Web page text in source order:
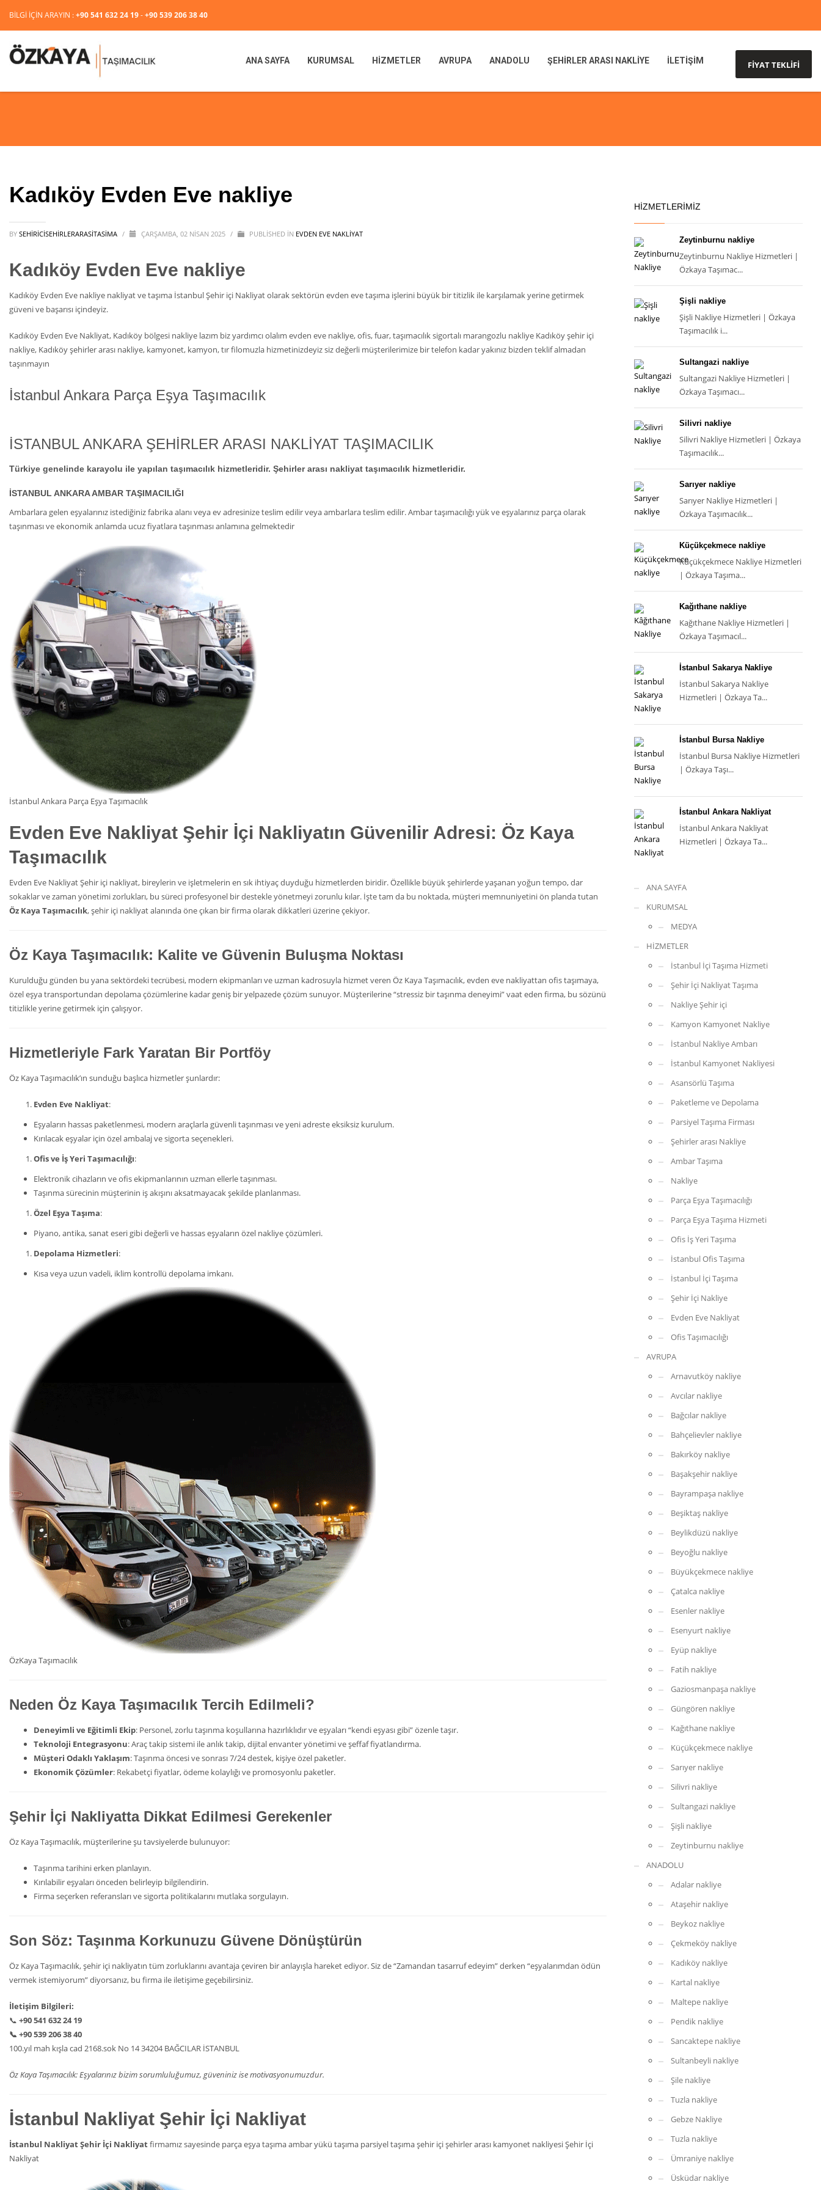
BİLGİ İÇİN ARAYIN :+90 541 632 24 19-+90 539 206 38 40
ANA SAYFA KURUMSAL HİZMETLER AVRUPA ANADOLU ŞEHİRLER ARASI NAKLİYE İLETİŞİM FİYAT TEKLİFİ
Kadıköy Evden Eve nakliye
BY SEHIRICISEHIRLERARASITASIMA / ÇARŞAMBA, 02 NISAN 2025 / PUBLISHED IN EVDEN EVE NAKLİYAT
Kadıköy Evden Eve nakliye
Kadıköy Evden Eve nakliye nakliyat ve taşıma İstanbul Şehir içi Nakliyat olarak sektörün evden eve taşıma işlerini büyük bir titizlik ile karşılamak yerine getirmek
güveni ve başarısı içindeyiz.
Kadıköy Evden Eve Nakliyat, Kadıköy bölgesi nakliye lazım biz yardımcı olalım evden eve nakliye, ofis, fuar, taşımacılık sigortalı marangozlu nakliye Kadıköy şehir içi
nakliye, Kadıköy şehirler arası nakliye, kamyonet, kamyon, tır filomuzla hizmetinizdeyiz siz değerli müşterilerimize bir telefon kadar yakınız bizden teklif almadan
taşınmayın
İstanbul Ankara Parça Eşya Taşımacılık
İSTANBUL ANKARA ŞEHİRLER ARASI NAKLİYAT TAŞIMACILIK
Türkiye genelinde karayolu ile yapılan taşımacılık hizmetleridir. Şehirler arası nakliyat taşımacılık hizmetleridir.
İSTANBUL ANKARA AMBAR TAŞIMACILIĞI
Ambarlara gelen eşyalarınız istediğiniz fabrika alanı veya ev adresinize teslim edilir veya ambarlara teslim edilir. Ambar taşımacılığı yük ve eşyalarınız parça olarak
taşınması ve ekonomik anlamda ucuz fiyatlara taşınması anlamına gelmektedir
İstanbul Ankara Parça Eşya Taşımacılık
Evden Eve Nakliyat Şehir İçi Nakliyatın Güvenilir Adresi: Öz Kaya
Taşımacılık
Evden Eve Nakliyat Şehir içi nakliyat, bireylerin ve işletmelerin en sık ihtiyaç duyduğu hizmetlerden biridir. Özellikle büyük şehirlerde yaşanan yoğun tempo, dar
sokaklar ve zaman yönetimi zorlukları, bu süreci profesyonel bir destekle yönetmeyi zorunlu kılar. İşte tam da bu noktada, müşteri memnuniyetini ön planda tutan
Öz Kaya Taşımacılık, şehir içi nakliyat alanında öne çıkan bir firma olarak dikkatleri üzerine çekiyor.
Öz Kaya Taşımacılık: Kalite ve Güvenin Buluşma Noktası
Kurulduğu günden bu yana sektördeki tecrübesi, modern ekipmanları ve uzman kadrosuyla hizmet veren Öz Kaya Taşımacılık, evden eve nakliyattan ofis taşımaya,
özel eşya transportundan depolama çözümlerine kadar geniş bir yelpazede çözüm sunuyor. Müşterilerine “stressiz bir taşınma deneyimi” vaat eden firma, bu sözünü
titizlikle yerine getirmek için çalışıyor.
Hizmetleriyle Fark Yaratan Bir Portföy
Öz Kaya Taşımacılık’ın sunduğu başlıca hizmetler şunlardır:
Evden Eve Nakliyat:
Eşyaların hassas paketlenmesi, modern araçlarla güvenli taşınması ve yeni adreste eksiksiz kurulum.
Kırılacak eşyalar için özel ambalaj ve sigorta seçenekleri.
Ofis ve İş Yeri Taşımacılığı:
Elektronik cihazların ve ofis ekipmanlarının uzman ellerle taşınması.
Taşınma sürecinin müşterinin iş akışını aksatmayacak şekilde planlanması.
Özel Eşya Taşıma:
Piyano, antika, sanat eseri gibi değerli ve hassas eşyaların özel nakliye çözümleri.
Depolama Hizmetleri:
Kısa veya uzun vadeli, iklim kontrollü depolama imkanı.
ÖzKaya Taşımacılık
Neden Öz Kaya Taşımacılık Tercih Edilmeli?
Deneyimli ve Eğitimli Ekip: Personel, zorlu taşınma koşullarına hazırlıklıdır ve eşyaları “kendi eşyası gibi” özenle taşır.
Teknoloji Entegrasyonu: Araç takip sistemi ile anlık takip, dijital envanter yönetimi ve şeffaf fiyatlandırma.
Müşteri Odaklı Yaklaşım: Taşınma öncesi ve sonrası 7/24 destek, kişiye özel paketler.
Ekonomik Çözümler: Rekabetçi fiyatlar, ödeme kolaylığı ve promosyonlu paketler.
Şehir İçi Nakliyatta Dikkat Edilmesi Gerekenler
Öz Kaya Taşımacılık, müşterilerine şu tavsiyelerde bulunuyor:
Taşınma tarihini erken planlayın.
Kırılabilir eşyaları önceden belirleyip bilgilendirin.
Firma seçerken referansları ve sigorta politikalarını mutlaka sorgulayın.
Son Söz: Taşınma Korkunuzu Güvene Dönüştürün
Öz Kaya Taşımacılık, şehir içi nakliyatın tüm zorluklarını avantaja çeviren bir anlayışla hareket ediyor. Siz de “Zamandan tasarruf edeyim” derken “eşyalarımdan ödün
vermek istemiyorum” diyorsanız, bu firma ile iletişime geçebilirsiniz.
İletişim Bilgileri:
📞 +90 541 632 24 19
📞 +90 539 206 38 40
100.yıl mah kışla cad 2168.sok No 14 34204 BAĞCILAR İSTANBUL
Öz Kaya Taşımacılık: Eşyalarınız bizim sorumluluğumuz, güveniniz ise motivasyonumuzdur.
İstanbul Nakliyat Şehir İçi Nakliyat
İstanbul Nakliyat Şehir İçi Nakliyatfirmamız sayesinde parça eşya taşıma ambar yükü taşıma parsiyel taşıma şehir içi şehirler arası kamyonet nakliyesi Şehir İçi
Nakliyat
HİZMETLERİMİZ
Zeytinburnu nakliye
Zeytinburnu Nakliye Hizmetleri |
Özkaya Taşımac...
Şişli nakliye
Şişli Nakliye Hizmetleri | Özkaya
Taşımacılık i...
Sultangazi nakliye
Sultangazi Nakliye Hizmetleri |
Özkaya Taşımacı...
Silivri nakliye
Silivri Nakliye Hizmetleri | Özkaya
Taşımacılık...
Sarıyer nakliye
Sarıyer Nakliye Hizmetleri |
Özkaya Taşımacılık...
Küçükçekmece nakliye
Küçükçekmece Nakliye Hizmetleri
| Özkaya Taşıma...
Kağıthane nakliye
Kağıthane Nakliye Hizmetleri |
Özkaya Taşımacıl...
İstanbul Sakarya Nakliye
İstanbul Sakarya Nakliye
Hizmetleri | Özkaya Ta...
İstanbul Bursa Nakliye
İstanbul Bursa Nakliye Hizmetleri
| Özkaya Taşı...
İstanbul Ankara Nakliyat
İstanbul Ankara Nakliyat
Hizmetleri | Özkaya Ta...
ANA SAYFA
KURUMSAL
MEDYA
HİZMETLER
İstanbul İçi Taşıma Hizmeti
Şehir İçi Nakliyat Taşıma
Nakliye Şehir içi
Kamyon Kamyonet Nakliye
İstanbul Nakliye Ambarı
İstanbul Kamyonet Nakliyesi
Asansörlü Taşıma
Paketleme ve Depolama
Parsiyel Taşıma Firması
Şehirler arası Nakliye
Ambar Taşıma
Nakliye
Parça Eşya Taşımacılığı
Parça Eşya Taşıma Hizmeti
Ofis İş Yeri Taşıma
İstanbul Ofis Taşıma
İstanbul İçi Taşıma
Şehir İçi Nakliye
Evden Eve Nakliyat
Ofis Taşımacılığı
AVRUPA
Arnavutköy nakliye
Avcılar nakliye
Bağcılar nakliye
Bahçelievler nakliye
Bakırköy nakliye
Başakşehir nakliye
Bayrampaşa nakliye
Beşiktaş nakliye
Beylikdüzü nakliye
Beyoğlu nakliye
Büyükçekmece nakliye
Çatalca nakliye
Esenler nakliye
Esenyurt nakliye
Eyüp nakliye
Fatih nakliye
Gaziosmanpaşa nakliye
Güngören nakliye
Kağıthane nakliye
Küçükçekmece nakliye
Sarıyer nakliye
Silivri nakliye
Sultangazi nakliye
Şişli nakliye
Zeytinburnu nakliye
ANADOLU
Adalar nakliye
Ataşehir nakliye
Beykoz nakliye
Çekmeköy nakliye
Kadıköy nakliye
Kartal nakliye
Maltepe nakliye
Pendik nakliye
Sancaktepe nakliye
Sultanbeyli nakliye
Şile nakliye
Tuzla nakliye
Gebze Nakliye
Tuzla nakliye
Ümraniye nakliye
Üsküdar nakliye